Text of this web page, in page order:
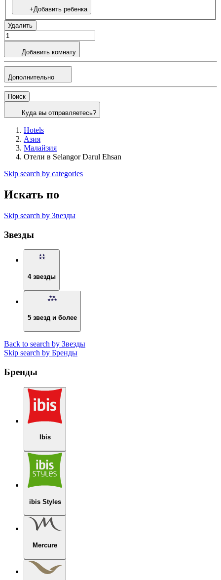
+Добавить ребенка
Удалить
Добавить комнату
Дополнительно
Поиск
Куда вы отправляетесь?
Hotels
Азия
Малайзия
Отели в Selangor Darul Ehsan
Skip search by categories
Искать по
Skip search by Звезды
Звезды
4 звезды
5 звезд и более
Back to search by Звезды
Skip search by Бренды
Бренды
Ibis
ibis Styles
Mercure